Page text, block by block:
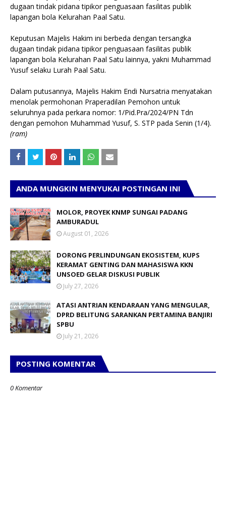
dugaan tindak pidana tipikor penguasaan fasilitas publik
lapangan bola Kelurahan Paal Satu.
Keputusan Majelis Hakim ini berbeda dengan tersangka
dugaan tindak pidana tipikor penguasaan fasilitas publik
lapangan bola Kelurahan Paal Satu lainnya, yakni Muhammad
Yusuf selaku Lurah Paal Satu.
Dalam putusannya, Majelis Hakim Endi Nursatria menyatakan
menolak permohonan Praperadilan Pemohon untuk
seluruhnya pada perkara nomor: 1/Pid.Pra/2024/PN Tdn
dengan pemohon Muhammad Yusuf, S. STP pada Senin (1/4).
(ram)
ANDA MUNGKIN MENYUKAI POSTINGAN INI
MOLOR, PROYEK KNMP SUNGAI PADANG
AMBURADUL
August 01, 2026
DORONG PERLINDUNGAN EKOSISTEM, KUPS
KERAMAT GENTING DAN MAHASISWA KKN
UNSOED GELAR DISKUSI PUBLIK
July 27, 2026
ATASI ANTRIAN KENDARAAN YANG MENGULAR,
DPRD BELITUNG SARANKAN PERTAMINA BANJIRI
SPBU
July 21, 2026
POSTING KOMENTAR
0 Komentar